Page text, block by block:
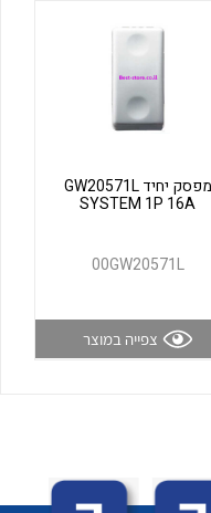
לכל מוצרי היצרן
מפסק יחיד GW20571L
SYSTEM 1P 16A
00GW20571L
צפייה במוצר